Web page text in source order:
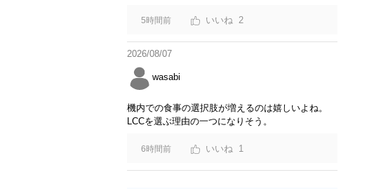
5時間前 2
2026/08/07
wasabi
機内での食事の選択肢が増えるのは嬉しいよね。
LCCを選ぶ理由の一つになりそう。
6時間前 1